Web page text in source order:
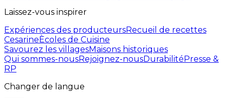
Laissez-vous inspirer
Expériences des producteursRecueil de recettes
CesarineÈcoles de Cuisine
Savourez les villagesMaisons historiques
Qui sommes-nousRejoignez-nousDurabilitéPresse &
RP
Changer de langue